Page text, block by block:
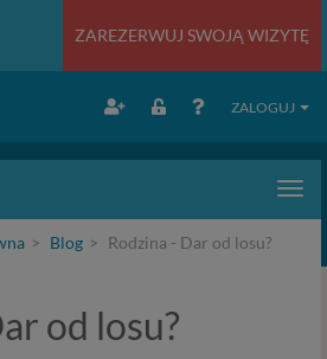
ZAREZERWUJ SWOJĄ WIZYTĘ
ZALOGUJ
Blog Rodzina - Dar od losu?
od losu?